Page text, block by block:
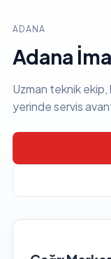
ADANA
Adana
Uzman teknik ekip,
yerinde servis